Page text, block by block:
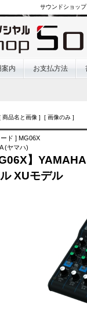
サウンドショッ
案内 お支払方法
品名と画像 ] [ 画像のみ ]
ド ] MG06X
(ヤマハ)
】
XUモデル